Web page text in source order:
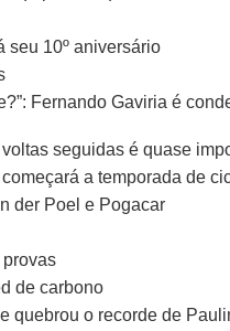
seu 10º aniversário
Fernando Gaviria é
seguidas é quase
a temporada de
der Poel e Pogacar
de carbono
quebrou o recorde de